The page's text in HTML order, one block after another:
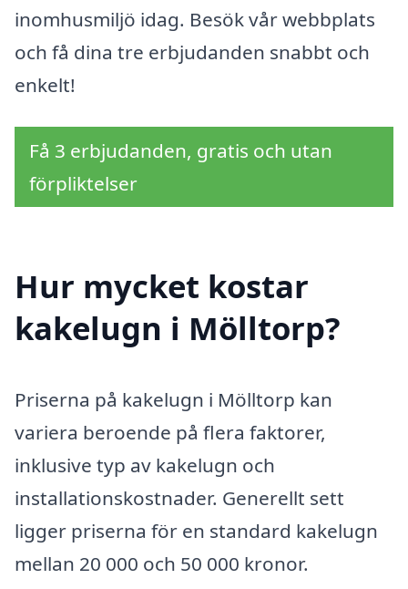
inomhusmiljö idag. Besök vår webbplats
och få dina tre erbjudanden snabbt och
enkelt!
Få 3 erbjudanden, gratis och utan
förpliktelser
Hur mycket kostar
kakelugn i Mölltorp?
Priserna på kakelugn i Mölltorp kan
variera beroende på flera faktorer,
inklusive typ av kakelugn och
installationskostnader. Generellt sett
ligger priserna för en standard kakelugn
mellan 20 000 och 50 000 kronor.